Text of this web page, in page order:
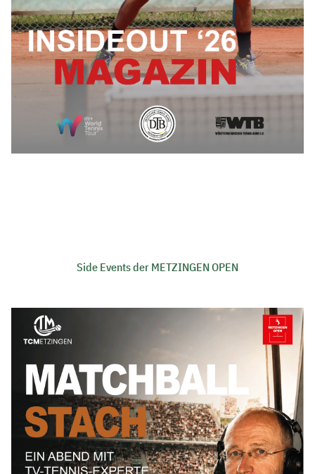
Side Events der METZINGEN OPEN